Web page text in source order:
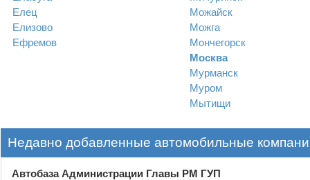
Елец
Елизово
Ефремов
Можайск
Можга
Мончегорск
Москва
Мурманск
Муром
Мытищи
Недавно добавленные автомобильные
Автобаза Администрации Главы РМ ГУП